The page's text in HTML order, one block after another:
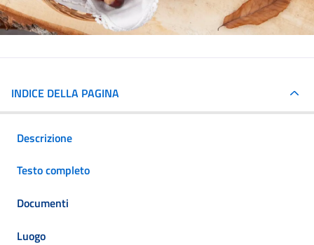
INDICE DELLA PAGINA
Descrizione
Testo completo
Documenti
Luogo